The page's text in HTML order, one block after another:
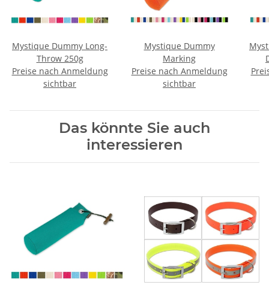
Mystique Dummy Long-
Throw 250g
Preise nach Anmeldung
sichtbar
Mystique Dummy
Marking
Preise nach Anmeldung
sichtbar
Das könnte Sie auch
interessieren